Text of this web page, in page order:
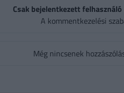
Csak bejelentkezett
A kommentkezelési
Még nincsenek